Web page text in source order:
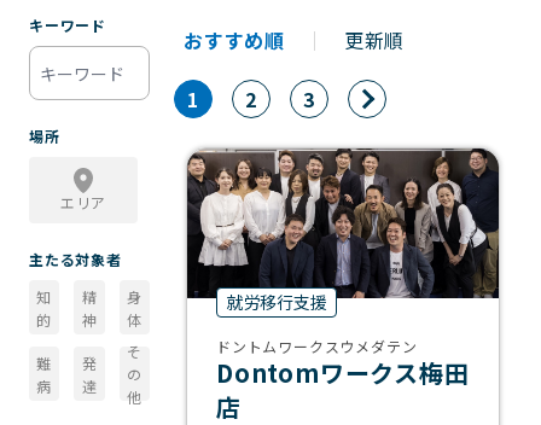
キーワード
場所
エリア
主たる対象者
知
的
精
神
身
体
難
病
発
達
そ
の
他
おすすめ順 ｜ 更新順
1 2 3
就労移行支援
ドントムワークスウメダテン
Dontomワークス梅田
店